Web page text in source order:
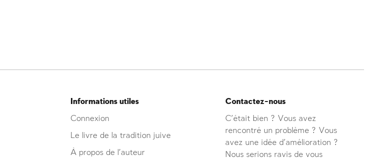
Contactez-nous
C'était bien ? Vous avez
rencontré un problème ? Vous
avez une idée d'amélioration ?
Nous serions ravis de vous
Informations utiles
Connexion
Le livre de la tradition juive
À propos de l’auteur